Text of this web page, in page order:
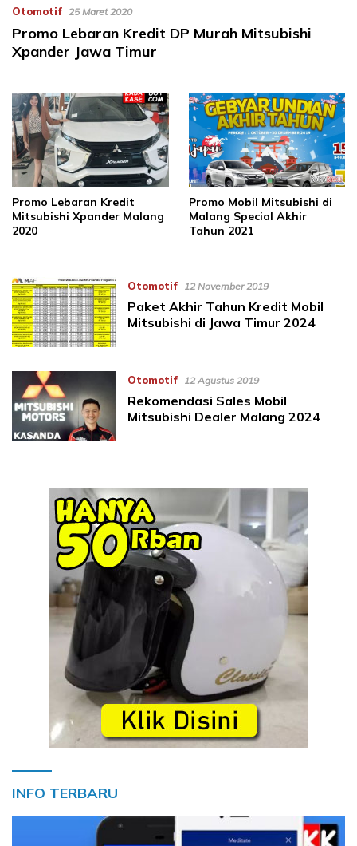
Otomotif 25 Maret 2020
Promo Lebaran Kredit DP Murah Mitsubishi
Xpander Jawa Timur
Promo Lebaran Kredit
Mitsubishi Xpander Malang
2020
Promo Mobil Mitsubishi di
Malang Special Akhir
Tahun 2021
Otomotif 12 November 2019
Paket Akhir Tahun Kredit Mobil
Mitsubishi di Jawa Timur 2024
Otomotif 12 Agustus 2019
Rekomendasi Sales Mobil
Mitsubishi Dealer Malang 2024
INFO TERBARU